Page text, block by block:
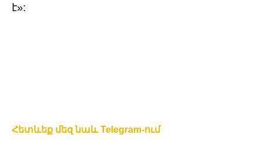
է»:
Հետևեք մեզ նաև Telegram-ում